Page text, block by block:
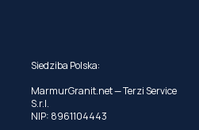
Siedziba Polska:
MarmurGranit.net — Terzi Service
S.r.l.
NIP: 8961104443